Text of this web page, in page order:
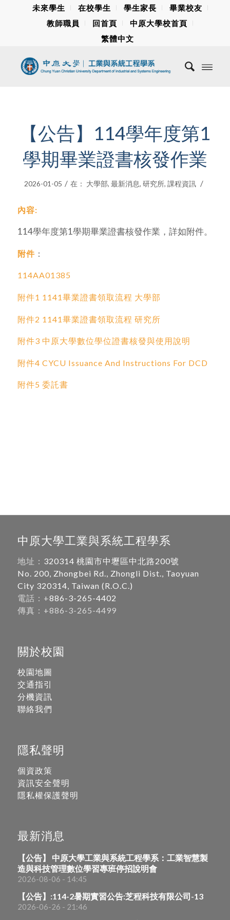
未來學生 在校學生 學生家長
畢業校友
教師職員
回首頁
中原大學校首頁
繁體中文
【公告】114學年度第1
學期畢業證書核發作業
2026-01-05 / 在： 大學部, 最新消息, 研究所, 課程資訊 /
內容:
114學年度第1學期畢業證書核發作業，詳如附件。
附件：
114AA01385
附件1 1141畢業證書領取流程 大學部
附件2 1141畢業證書領取流程 研究所
附件3 中原大學數位學位證書核發與使用說明
附件4 CYCU Issuance And Instructions For DCD
附件5 委託書
中原大學工業與系統工程學系
地址： 320314 桃園市中壢區中北路200號
No. 200, Zhongbei Rd., Zhongli Dist., Taoyuan
City 320314, Taiwan (R.O.C.)
電話：+886-3-265-4402
傳真：+886-3-265-4499
關於校園
校園地圖
交通指引
分機資訊
聯絡我們
隱私聲明
個資政策
資訊安全聲明
隱私權保護聲明
最新消息
【公告】 中原大學工業與系統工程學系：工業智慧製
造與科技管理數位學習專班停招說明會
2026-08-06 - 14:45
【公告】:114-2暑期實習公告:芝程科技有限公司-13
2026-06-26 - 21:46